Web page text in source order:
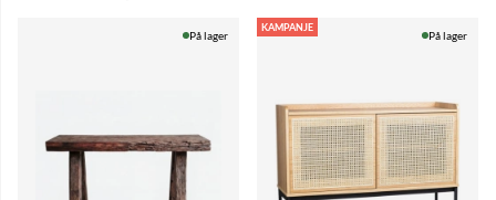
På lager
KAMPANJE
På lager